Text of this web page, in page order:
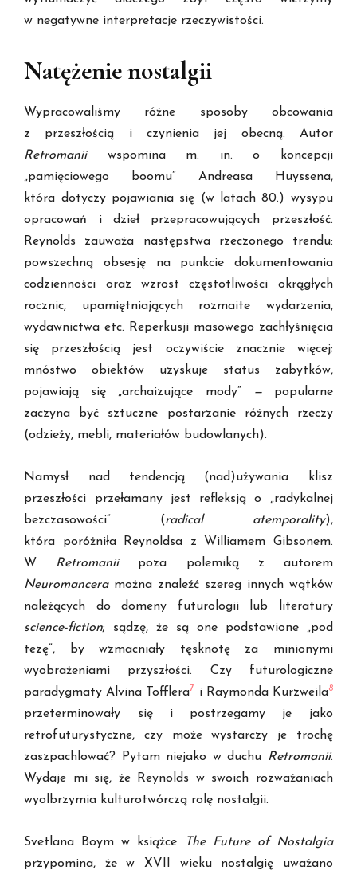
w negatywne interpretacje rzeczywistości.
Natężenie nostalgii
Wypracowaliśmy różne sposoby obcowania
z przeszłością i czynienia jej obecną. Autor
Retromaniiwspomina m. in. o koncepcji
„pamięciowego boomu” Andreasa Huyssena,
która dotyczy pojawiania się (w latach 80.) wysypu
opracowań i dzieł przepracowujących przeszłość.
Reynolds zauważa następstwa rzeczonego trendu:
powszechną obsesję na punkcie dokumentowania
codzienności oraz wzrost częstotliwości okrągłych
rocznic, upamiętniających rozmaite wydarzenia,
wydawnictwa etc. Reperkusji masowego zachłyśnięcia
się przeszłością jest oczywiście znacznie więcej;
mnóstwo obiektów uzyskuje status zabytków,
pojawiają się „archaizujące mody”
—popularne
zaczyna być sztuczne postarzanie różnych rzeczy
(odzieży, mebli, materiałów budowlanych).
Namysł nad tendencją (nad)używania klisz
przeszłości przełamany jest refleksją o „radykalnej
bezczasowości” (radical atemporality),
która poróżniła Reynoldsa z Williamem Gibsonem.
W Retromaniipoza polemiką z autorem
Neuromanceramożna znaleźć szereg innych wątków
należących do domeny futurologii lub literatury
science-fiction; sądzę, że są one podstawione „pod
tezę”, by wzmacniały tęsknotę za minionymi
wyobrażeniami przyszłości. Czy futurologiczne
paradygmaty Alvina Tofflera7 i Raymonda Kurzweila8
przeterminowały się i postrzegamy je jako
retrofuturystyczne, czy może wystarczy je trochę
zaszpachlować? Pytam niejako w duchu Retromanii.
Wydaje mi się, że Reynolds w swoich rozważaniach
wyolbrzymia kulturotwórczą rolę nostalgii.
Svetlana Boym w książce
The Future of Nostalgia
przypomina, że w XVII wieku nostalgię uważano